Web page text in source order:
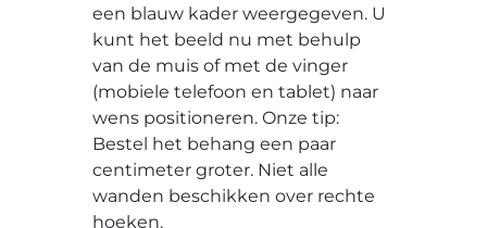
een blauw kader weergegeven. U
kunt het beeld nu met behulp
van de muis of met de vinger
(mobiele telefoon en tablet) naar
wens positioneren. Onze tip:
Bestel het behang een paar
centimeter groter. Niet alle
wanden beschikken over rechte
hoeken.